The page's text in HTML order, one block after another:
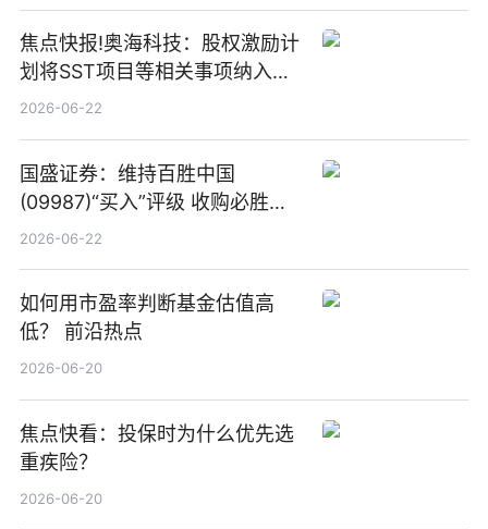
焦点快报!奥海科技：股权激励计
划将SST项目等相关事项纳入专
项业务发展考核指标
2026-06-22
国盛证券：维持百胜中国
(09987)“买入”评级 收购必胜客
中国增厚利润加速成长 信息
2026-06-22
如何用市盈率判断基金估值高
低？ 前沿热点
2026-06-20
焦点快看：投保时为什么优先选
重疾险？
2026-06-20